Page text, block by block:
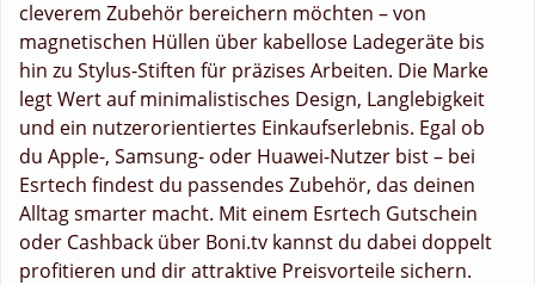
cleverem Zubehör bereichern möchten – von
magnetischen Hüllen über kabellose Ladegeräte bis
hin zu Stylus-Stiften für präzises Arbeiten. Die Marke
legt Wert auf minimalistisches Design, Langlebigkeit
und ein nutzerorientiertes Einkaufserlebnis. Egal ob
du Apple-, Samsung- oder Huawei-Nutzer bist – bei
Esrtech findest du passendes Zubehör, das deinen
Alltag smarter macht. Mit einem Esrtech Gutschein
oder Cashback über Boni.tv kannst du dabei doppelt
profitieren und dir attraktive Preisvorteile sichern.